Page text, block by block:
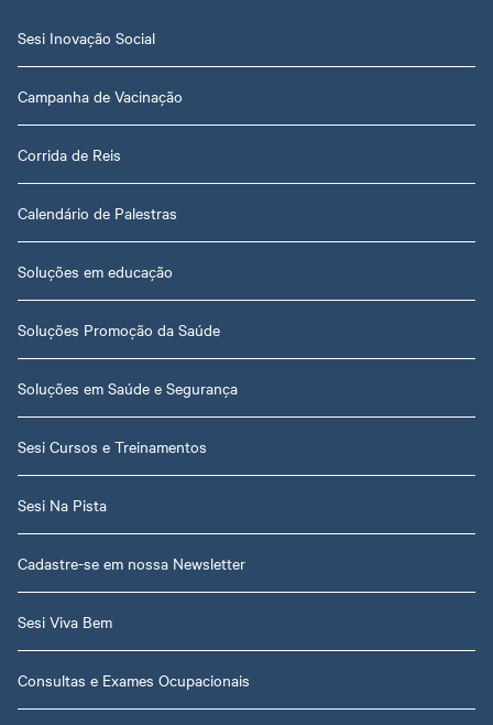
Sesi Inovação Social
Campanha de Vacinação
Corrida de Reis
Calendário de Palestras
Soluções em educação
Soluções Promoção da Saúde
Soluções em Saúde e Segurança
Sesi Cursos e Treinamentos
Sesi Na Pista
Cadastre-se em nossa Newsletter
Sesi Viva Bem
Consultas e Exames Ocupacionais